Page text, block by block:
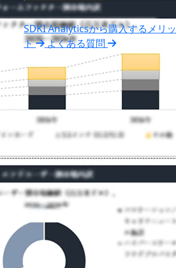
SDKI Analyticsから購入するメリッ
ト
よくある質問